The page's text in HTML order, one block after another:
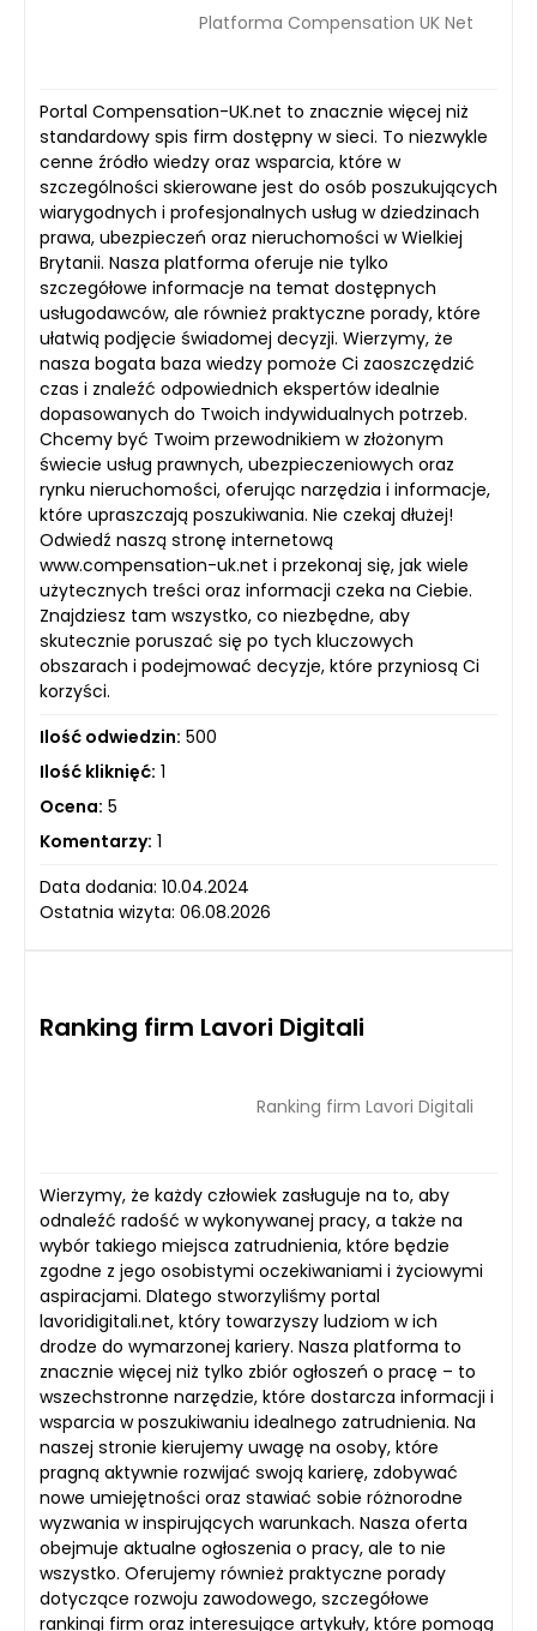
Platforma Compensation UK Net
Portal Compensation-UK.net to znacznie więcej niż
standardowy spis firm dostępny w sieci. To niezwykle
cenne źródło wiedzy oraz wsparcia, które w
szczególności skierowane jest do osób poszukujących
wiarygodnych i profesjonalnych usług w dziedzinach
prawa, ubezpieczeń oraz nieruchomości w Wielkiej
Brytanii. Nasza platforma oferuje nie tylko
szczegółowe informacje na temat dostępnych
usługodawców, ale również praktyczne porady, które
ułatwią podjęcie świadomej decyzji. Wierzymy, że
nasza bogata baza wiedzy pomoże Ci zaoszczędzić
czas i znaleźć odpowiednich ekspertów idealnie
dopasowanych do Twoich indywidualnych potrzeb.
Chcemy być Twoim przewodnikiem w złożonym
świecie usług prawnych, ubezpieczeniowych oraz
rynku nieruchomości, oferując narzędzia i informacje,
które upraszczają poszukiwania. Nie czekaj dłużej!
Odwiedź naszą stronę internetową
www.compensation-uk.net i przekonaj się, jak wiele
użytecznych treści oraz informacji czeka na Ciebie.
Znajdziesz tam wszystko, co niezbędne, aby
skutecznie poruszać się po tych kluczowych
obszarach i podejmować decyzje, które przyniosą Ci
korzyści.
Ilość odwiedzin: 500
Ilość kliknięć: 1
Ocena: 5
Komentarzy: 1
Data dodania: 10.04.2024
Ostatnia wizyta: 06.08.2026
Ranking firm Lavori Digitali
Ranking firm Lavori Digitali
Wierzymy, że każdy człowiek zasługuje na to, aby
odnaleźć radość w wykonywanej pracy, a także na
wybór takiego miejsca zatrudnienia, które będzie
zgodne z jego osobistymi oczekiwaniami i życiowymi
aspiracjami. Dlatego stworzyliśmy portal
lavoridigitali.net, który towarzyszy ludziom w ich
drodze do wymarzonej kariery. Nasza platforma to
znacznie więcej niż tylko zbiór ogłoszeń o pracę – to
wszechstronne narzędzie, które dostarcza informacji i
wsparcia w poszukiwaniu idealnego zatrudnienia. Na
naszej stronie kierujemy uwagę na osoby, które
pragną aktywnie rozwijać swoją karierę, zdobywać
nowe umiejętności oraz stawiać sobie różnorodne
wyzwania w inspirujących warunkach. Nasza oferta
obejmuje aktualne ogłoszenia o pracy, ale to nie
wszystko. Oferujemy również praktyczne porady
dotyczące rozwoju zawodowego, szczegółowe
rankingi firm oraz interesujące artykuły, które pomogą